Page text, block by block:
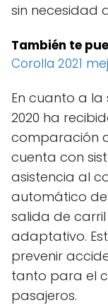
sin necesidad
También te
Corolla 2021
En cuanto a la
2020 ha
comparación
cuenta con
asistencia al
automático
salida de
adaptativo.
prevenir
tanto para el
pasajeros.